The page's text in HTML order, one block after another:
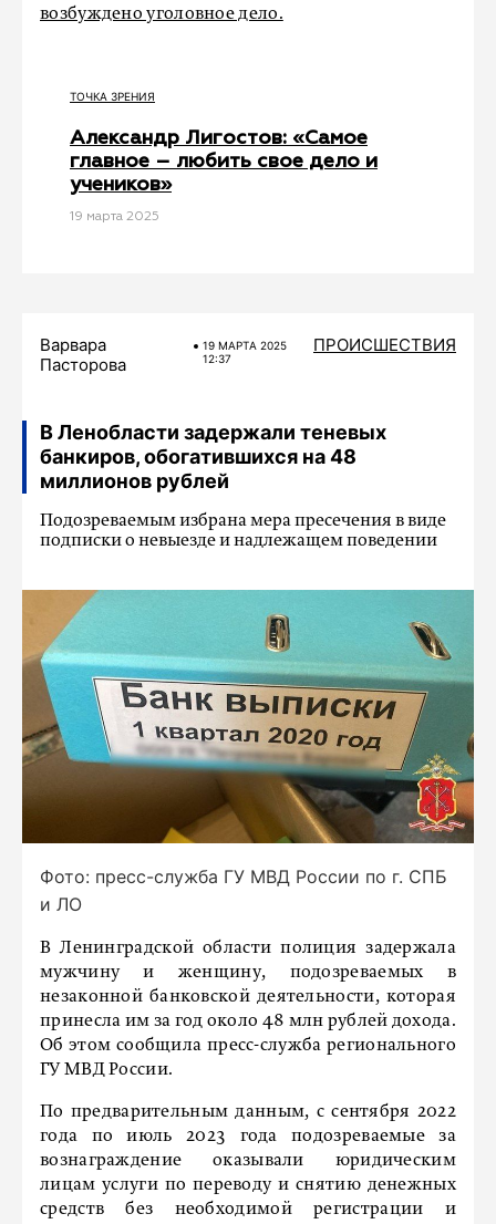
возбуждено уголовное дело.
ТОЧКА ЗРЕНИЯ
Александр Лигостов: «Самое
главное – любить свое дело и
учеников»
19 мартa 2025
Варвара
Пасторова
19 МАРТA 2025
12:37
ПРОИСШЕСТВИЯ
В Ленобласти задержали теневых
банкиров, обогатившихся на 48
миллионов рублей
Подозреваемым избрана мера пресечения в виде
подписки о невыезде и надлежащем поведении
Фото: пресс-служба ГУ МВД России по г. СПБ
и ЛО
В Ленинградской области полиция задержала
мужчину и женщину, подозреваемых в
незаконной банковской деятельности, которая
принесла им за год около 48 млн рублей дохода.
Об этом сообщила пресс-служба регионального
ГУ МВД России.
По предварительным данным, с сентября 2022
года по июль 2023 года подозреваемые за
вознаграждение оказывали юридическим
лицам услуги по переводу и снятию денежных
средств без необходимой регистрации и